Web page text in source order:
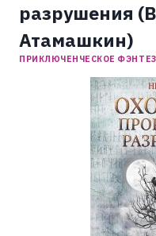
разрушения
Атамашкин)
ПРИКЛЮЧЕНЧЕСКОЕ